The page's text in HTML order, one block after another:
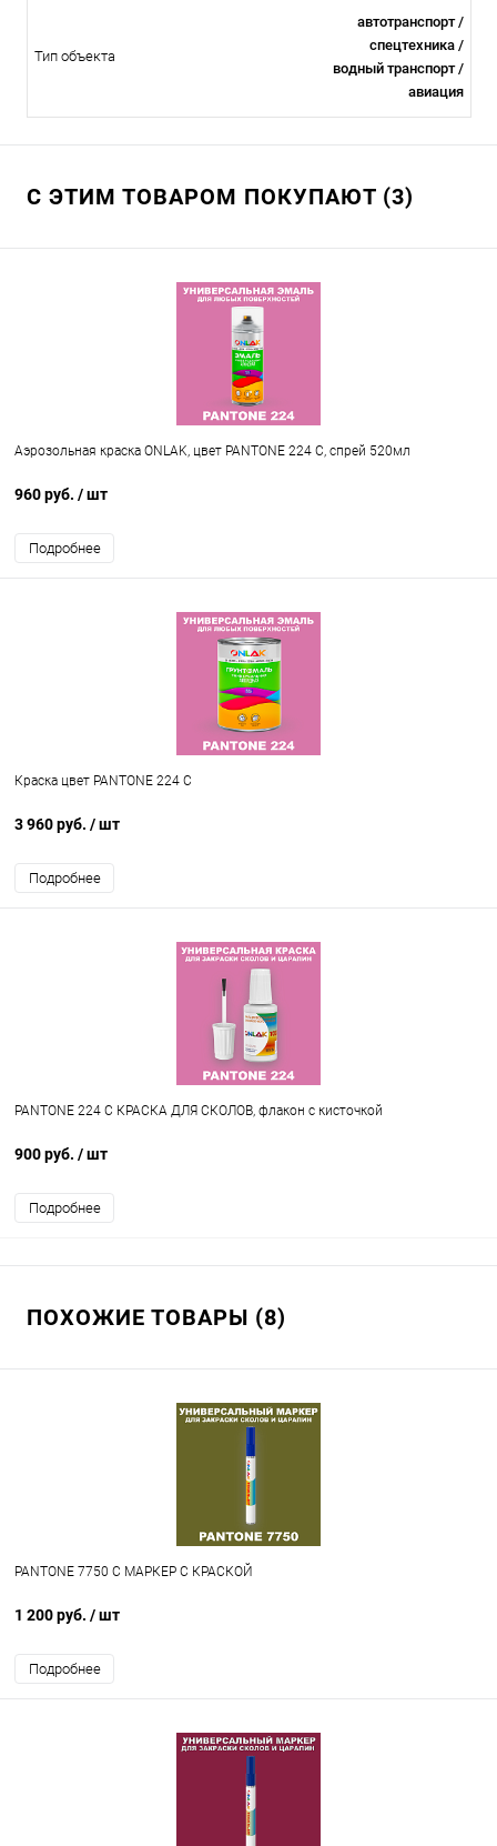
Тип объекта
автотранспорт /
спецтехника /
водный транспорт /
авиация
С ЭТИМ ТОВАРОМ ПОКУПАЮТ (3)
Аэрозольная краска ONLAK, цвет PANTONE 224 C, спрей 520мл
960 руб. / шт
Подробнее
Краска цвет PANTONE 224 C
3 960 руб. / шт
Подробнее
PANTONE 224 C КРАСКА ДЛЯ СКОЛОВ, флакон с кисточкой
900 руб. / шт
Подробнее
ПОХОЖИЕ ТОВАРЫ (8)
PANTONE 7750 C МАРКЕР С КРАСКОЙ
1 200 руб. / шт
Подробнее